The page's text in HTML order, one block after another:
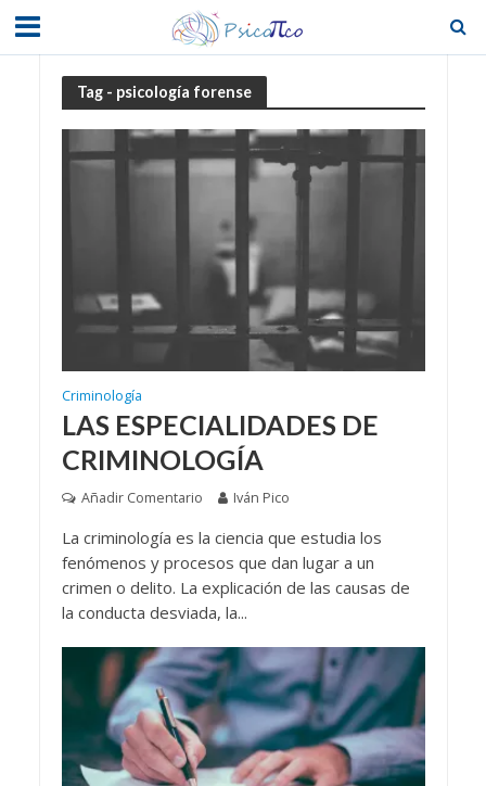
Tag - psicología forense
Criminología
LAS ESPECIALIDADES DE
CRIMINOLOGÍA
Añadir Comentario Iván Pico
La criminología es la ciencia que estudia los
fenómenos y procesos que dan lugar a un
crimen o delito. La explicación de las causas de
la conducta desviada, la...